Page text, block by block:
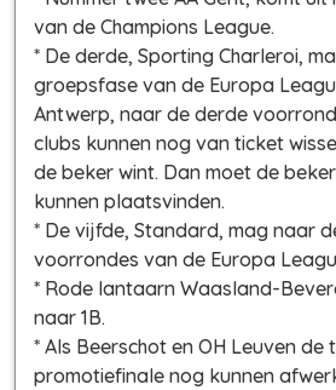
van de Champions League.
* De derde, Sporting Charleroi,
groepsfase van de Europa
Antwerp, naar de derde
clubs kunnen nog van ticket
de beker wint. Dan moet de
kunnen plaatsvinden.
* De vijfde, Standard, mag naar
voorrondes van de Europa
* Rode lantaarn Waasland-
naar 1B.
* Als Beerschot en OH Leuven
promotiefinale nog kunnen